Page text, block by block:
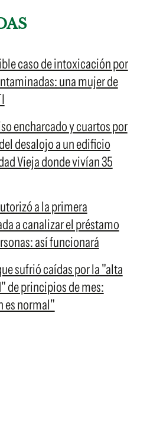
caso de intoxicación por
una mujer de
encharcado y cuartos por
desalojo a un edificio
Vieja donde vivían 35
a la primera
a canalizar el préstamo
así funcionará
sufrió caídas por la "alta
de principios de mes:
es normal"